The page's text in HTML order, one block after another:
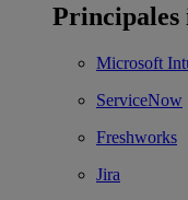
Principales
Microsoft
ServiceNow
Freshworks
Jira